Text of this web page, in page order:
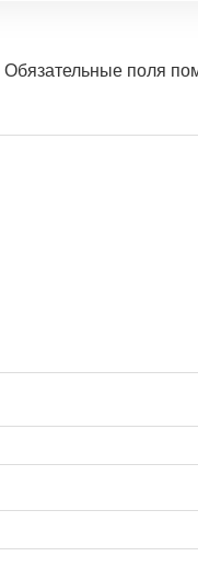
Обязательные поля